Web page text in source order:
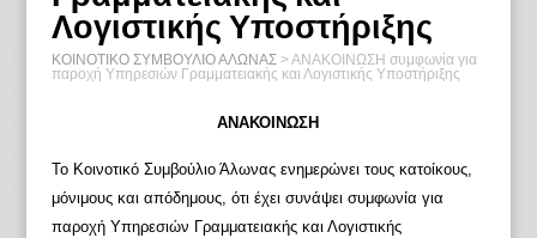
Λογιστικής Υποστήριξης
ΚΟΙΝΟΤΙΚΟ ΣΥΜΒΟΥΛΙΟ ΑΛΩΝΑΣ>ΑΝΑΚΟΙΝΩΣΗ συμφωνία για
παροχή Υπηρεσιών Γραμματειακής και Λογιστικής Υποστήριξης
ΑΝΑΚΟΙΝΩΣΗ
Το Κοινοτικό Συμβούλιο Άλωνας ενημερώνει τους κατοίκους,
μόνιμους και απόδημους, ότι έχει συνάψει συμφωνία για
παροχή Υπηρεσιών Γραμματειακής και Λογιστικής